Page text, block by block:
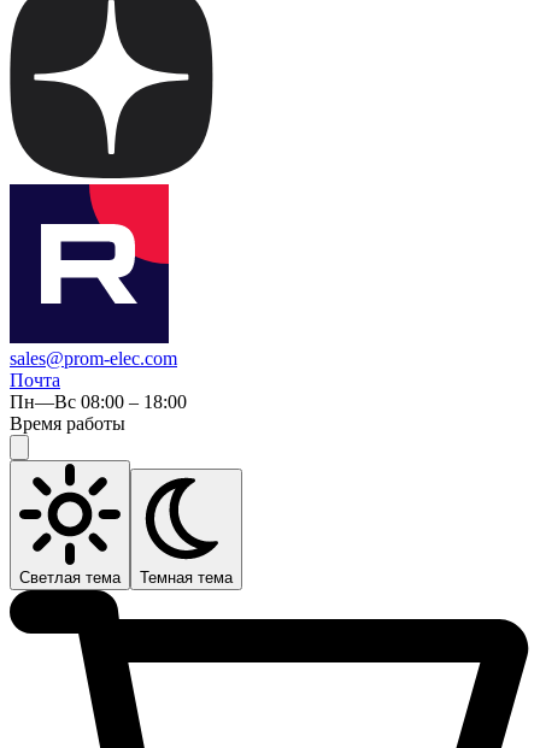
sales@prom-elec.com
Почта
Пн—Вс 08:00 – 18:00
Время работы
Светлая тема Темная тема